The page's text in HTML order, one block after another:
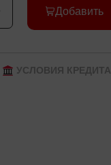
Добавить
УСЛОВИЯ КРЕДИТА